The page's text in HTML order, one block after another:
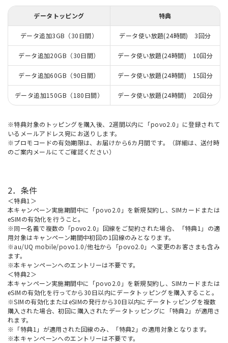
データトッピング 特典
データ追加3GB（30日間） データ使い放題(24時間) 3回分
データ追加20GB（30日間） データ使い放題(24時間) 10回分
データ追加60GB（90日間） データ使い放題(24時間) 15回分
データ追加150GB（180日間） データ使い放題(24時間) 20回分
※特典対象のトッピングを購入後、2週間以内に「povo2.0」に登録されて
いるメールアドレス宛にお送りします。
※プロモコードの有効期限は、お届けから6カ月間です。（詳細は、送付時
のご案内メールにてご確認ください）
2．条件
＜特典1＞
本キャンペーン実施期間中に「povo2.0」を新規契約し、SIMカードまたは
eSIMの有効化を行うこと。
※同一名義で複数の「povo2.0」回線をご契約された場合、「特典1」の適
用対象はキャンペーン期間中初回の1回線のみとなります。
※au/UQ mobile/povo1.0/他社から「povo2.0」へ変更のお客さまも含み
ます。
※本キャンペーンへのエントリーは不要です。
＜特典2＞
本キャンペーン実施期間中に「povo2.0」を新規契約し、SIMカードまたは
eSIMの有効化を行ってから30日以内にデータトッピングを購入すること。
※SIMの有効化またはeSIMの発行から30日以内にデータトッピングを複数
購入された場合、初回に購入されたデータトッピングに「特典2」が適用さ
れます。
※「特典1」が適用された回線のみ、「特典2」の適用対象となります。
※本キャンペーンへのエントリーは不要です。